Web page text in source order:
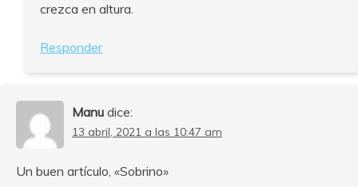
crezca en altura.
Responder
Manu dice:
13 abril, 2021 a las 10:47 am
Un buen artículo, «Sobrino»